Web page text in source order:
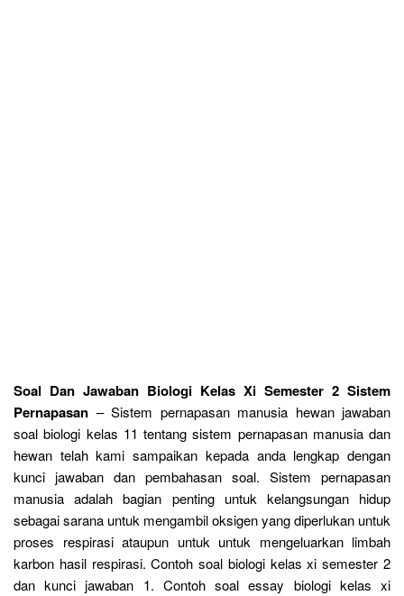
Soal Dan Jawaban Biologi Kelas Xi Semester 2 Sistem
Pernapasan – Sistem pernapasan manusia hewan jawaban
soal biologi kelas 11 tentang sistem pernapasan manusia dan
hewan telah kami sampaikan kepada anda lengkap dengan
kunci jawaban dan pembahasan soal. Sistem pernapasan
manusia adalah bagian penting untuk kelangsungan hidup
sebagai sarana untuk mengambil oksigen yang diperlukan untuk
proses respirasi ataupun untuk untuk mengeluarkan limbah
karbon hasil respirasi. Contoh soal biologi kelas xi semester 2
dan kunci jawaban 1. Contoh soal essay biologi kelas xi